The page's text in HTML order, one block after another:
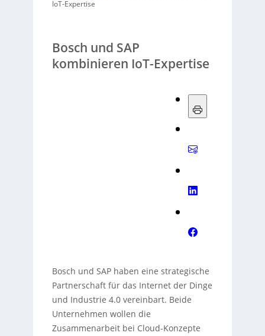
IoT-Expertise
Bosch und SAP
kombinieren IoT-Expertise
Bosch und SAP haben eine strategische
Partnerschaft für das Internet der Dinge
und Industrie 4.0 vereinbart. Beide
Unternehmen wollen die
Zusammenarbeit bei Cloud-Konzepte